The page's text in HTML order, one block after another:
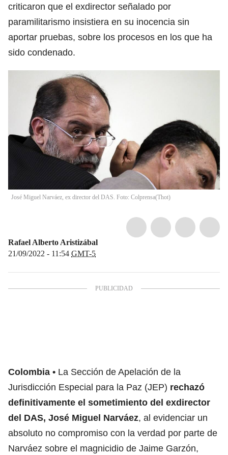
criticaron que el exdirector señalado por
paramilitarismo insistiera en su inocencia sin
aportar pruebas, sobre los procesos en los que ha
sido condenado.
José Miguel Narváez, ex director del DAS. Foto: Colprensa(Thot)
Rafael Alberto Aristizábal
21/09/2022 - 11:54 GMT-5
Colombia
La Sección de Apelación de la
Jurisdicción Especial para la Paz (JEP) rechazó
definitivamente el sometimiento del exdirector
del DAS, José Miguel Narváez, al evidenciar un
absoluto no compromiso con la verdad por parte de
Narváez sobre el magnicidio de Jaime Garzón,